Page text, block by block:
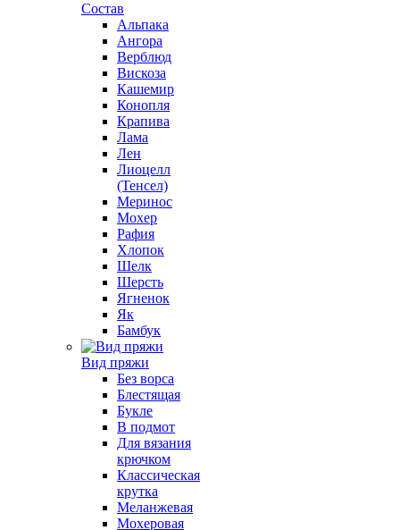
Состав
Альпака
Ангора
Верблюд
Вискоза
Кашемир
Конопля
Крапива
Лама
Лен
Лиоцелл
(Тенсел)
Меринос
Мохер
Рафия
Хлопок
Шелк
Шерсть
Ягненок
Як
Бамбук
Вид пряжи
Без ворса
Блестящая
Букле
В подмот
Для вязания
крючком
Классическая
крутка
Меланжевая
Мохеровая